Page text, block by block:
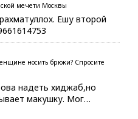
мечети Москвы
Ешу второй
носить брюки? Спросите
надеть хиджаб,но
макушку. Мог…